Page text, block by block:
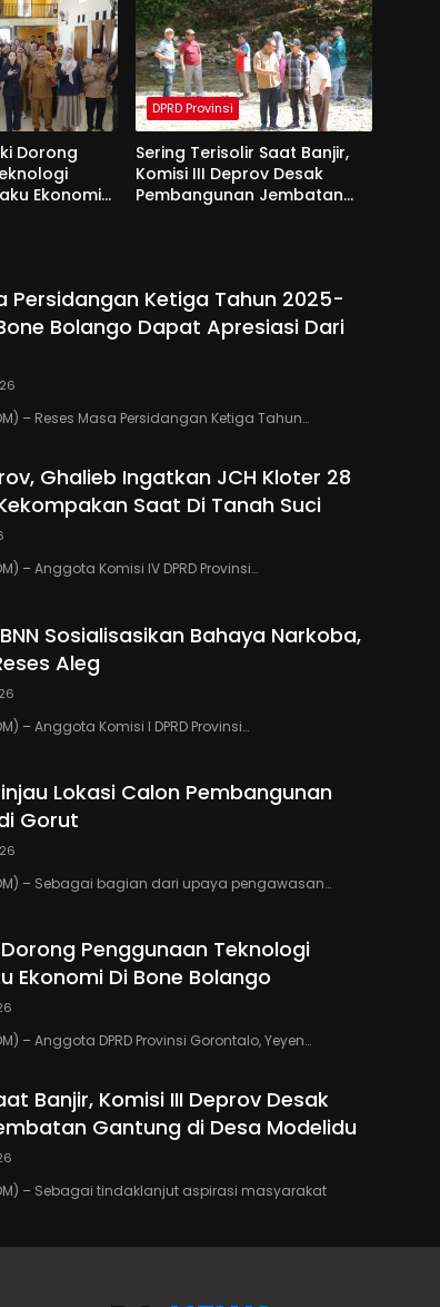
Dorong
Ekonomi
DPRD Provinsi
Sering Terisolir Saat Banjir,
Komisi III Deprov Desak
Pembangunan Jembatan
Persidangan Ketiga Tahun 2025-
Bolango Dapat Apresiasi Dari
– Reses Masa Persidangan Ketiga Tahun…
Ghalieb Ingatkan JCH Kloter 28
Saat Di Tanah Suci
– Anggota Komisi IV DPRD Provinsi…
Sosialisasikan Bahaya Narkoba,
Aleg
– Anggota Komisi I DPRD Provinsi…
Lokasi Calon Pembangunan
Gorut
– Sebagai bagian dari upaya pengawasan…
Penggunaan Teknologi
Ekonomi Di Bone Bolango
– Anggota DPRD Provinsi Gorontalo, Yeyen…
Banjir, Komisi III Deprov Desak
Gantung di Desa Modelidu
– Sebagai tindaklanjut aspirasi masyarakat